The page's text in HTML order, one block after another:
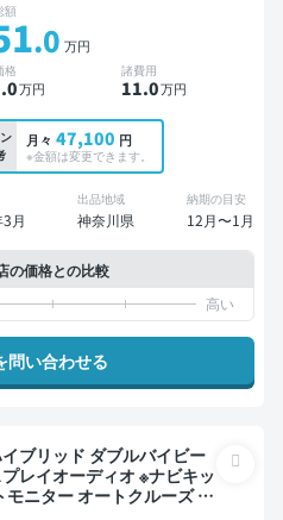
額
.0 万円
格
.0万円
諸費用
11.0万円
月々 47,100 円
※金額は変更できます。
月
出品地域
神奈川県
納期の目安
12月〜1月
の価格との比較
問い合わせる
ブリッド ダブルバイビー
レイオーディオ ※ナビキッ
モニター オートクルーズ ス